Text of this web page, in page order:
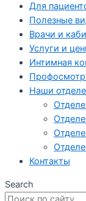
Для
Полезные
Врачи и
Услуги и
Интимная
Наши
Контакты
Search